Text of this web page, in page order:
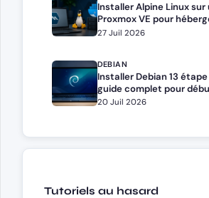
Installer Alpine Linux sur
Proxmox VE pour
Docker Compose
27 Juil 2026
DEBIAN
Installer Debian 13
guide complet pour
administrateurs
20 Juil 2026
Tutoriels au hasard